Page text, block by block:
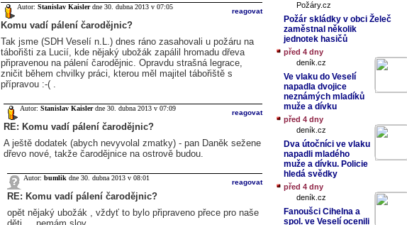
Autor: Stanislav Kaislerdne 30. dubna 2013 v 07:05
reagovat
Komu vadí pálení čarodějnic?
Tak jsme (SDH Veselí n.L.) dnes ráno zasahovali u požáru na
tábořišti za Lucií, kde nějaký ubožák zapálil hromadu dřeva
připravenou na pálení čarodějnic. Opravdu strašná legrace,
zničit během chvilky práci, kterou měl majitel tábořiště s
přípravou :-( .
Autor: Stanislav Kaislerdne 30. dubna 2013 v 07:09
reagovat
RE: Komu vadí pálení čarodějnic?
A ještě dodatek (abych nevyvolal zmatky) - pan Daněk sežene
dřevo nové, takže čarodějnice na ostrově budou.
Autor: bumlik dne 30. dubna 2013 v 08:01
reagovat
RE: Komu vadí pálení čarodějnic?
opět nějaký ubožák , vždyť to bylo připraveno přece pro naše
Požáry.cz
Požár skládky v obci Želeč
zaměstnal několik
jednotek hasičů
před 4 dny
deník.cz
Ve vlaku do Veselí
napadla dvojice
neznámých mladíků
muže a dívku
před 4 dny
deník.cz
Dva útočníci ve vlaku
napadli mladého
muže a dívku. Policie
hledá svědky
před 4 dny
deník.cz
Fanoušci Cihelna a
spol. ve Veselí ocenili